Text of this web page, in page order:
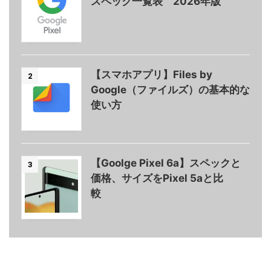
2
【スマホアプリ】Files by
Google（ファイルズ）の基本的な
使い方
3
【Goolge Pixel 6a】スペックと
価格、サイズをPixel 5aと比
較